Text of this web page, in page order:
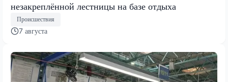
незакреплённой лестницы на базе отдыха
Происшествия
7 августа